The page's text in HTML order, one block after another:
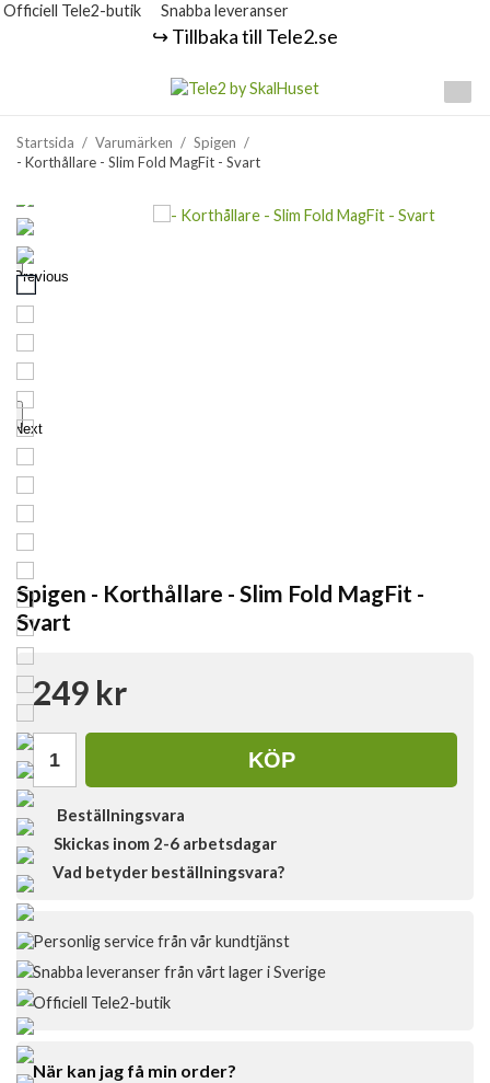
Officiell Tele2-butik Snabba leveranser
↪️ Tillbaka till Tele2.se
Startsida / Varumärken / Spigen /
- Korthållare - Slim Fold MagFit - Svart
Previous
Next
Spigen - Korthållare - Slim Fold MagFit -
Svart
249 kr
KÖP
Beställningsvara
Skickas inom 2-6 arbetsdagar
Vad betyder beställningsvara?
Personlig service från vår kundtjänst
Snabba leveranser från vårt lager i Sverige
Officiell Tele2-butik
När kan jag få min order?